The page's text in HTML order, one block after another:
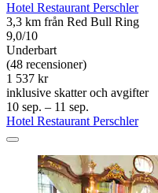
Hotel Restaurant Perschler
3,3 km från Red Bull Ring
9,0/10
Underbart
(48 recensioner)
1 537 kr
inklusive skatter och avgifter
10 sep. – 11 sep.
Hotel Restaurant Perschler